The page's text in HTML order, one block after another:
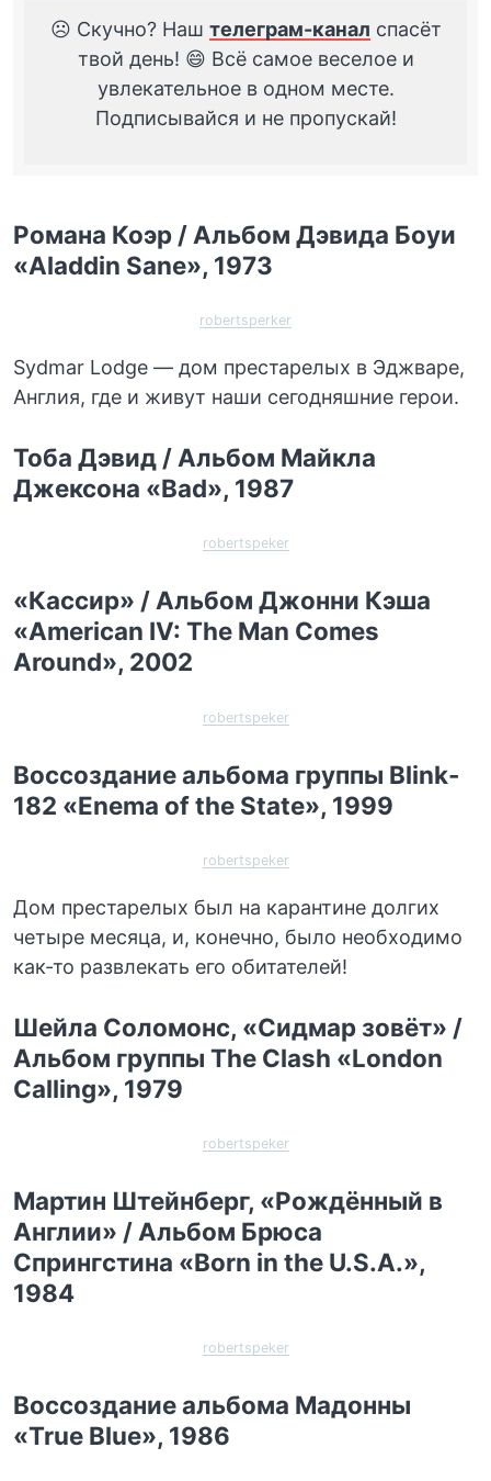
☹️ Скучно? Наш телеграм-канал спасёт
твой день! 😄 Всё самое веселое и
увлекательное в одном месте.
Подписывайся и не пропускай!
Романа Коэр / Альбом Дэвида Боуи
«Aladdin Sane», 1973
robertsperker
Sydmar Lodge — дом престарелых в Эджваре,
Англия, где и живут наши сегодняшние герои.
Тоба Дэвид / Альбом Майкла
Джексона «Bad», 1987
robertspeker
«Кассир» / Альбом Джонни Кэша
«American IV: The Man Comes
Around», 2002
robertspeker
Воссоздание альбома группы Blink-
182 «Enema of the State», 1999
robertspeker
Дом престарелых был на карантине долгих
четыре месяца, и, конечно, было необходимо
как-то развлекать его обитателей!
Шейла Соломонс, «Сидмар зовёт» /
Альбом группы The Clash «London
Calling», 1979
robertspeker
Мартин Штейнберг, «Рождённый в
Англии» / Альбом Брюса
Спрингстина «Born in the U.S.A.»,
1984
robertspeker
Воссоздание альбома Мадонны
«True Blue», 1986